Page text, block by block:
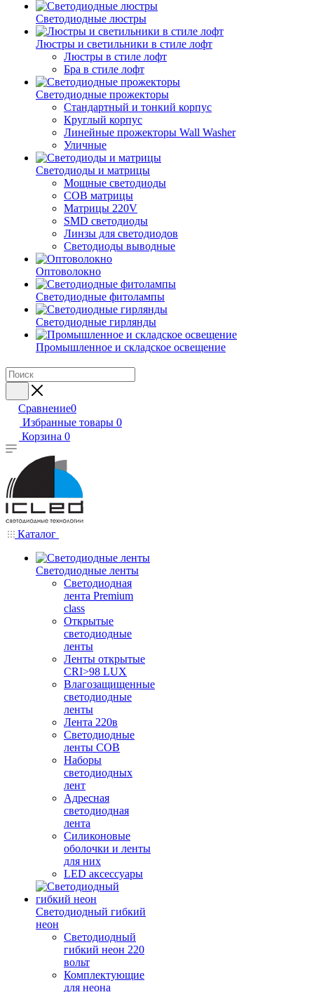
Светодиодные люстры
Люстры и светильники в стиле лофт
Люстры в стиле лофт
Бра в стиле лофт
Светодиодные прожекторы
Стандартный и тонкий корпус
Круглый корпус
Линейные прожекторы Wall Washer
Уличные
Светодиоды и матрицы
Мощные светодиоды
COB матрицы
Матрицы 220V
SMD светодиоды
Линзы для светодиодов
Светодиоды выводные
Оптоволокно
Светодиодные фитолампы
Светодиодные гирлянды
Промышленное и складское освещение
Сравнение0
Избранные товары 0
Корзина 0
Каталог
Светодиодные ленты
Светодиодная
лента Premium
class
Открытые
светодиодные
ленты
Ленты открытые
CRI>98 LUX
Влагозащищенные
светодиодные
ленты
Лента 220в
Светодиодные
ленты COB
Наборы
светодиодных
лент
Адресная
светодиодная
лента
Силиконовые
оболочки и ленты
для них
LED аксессуары
Светодиодный гибкий
неон
Светодиодный
гибкий неон 220
вольт
Комплектующие
для неона